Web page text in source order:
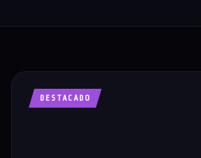
DESTACADO